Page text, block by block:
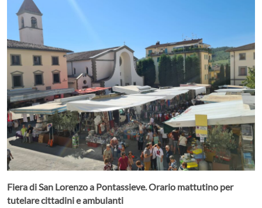
Fiera di San Lorenzo a Pontassieve. Orario mattutino per
tutelare cittadini e ambulanti